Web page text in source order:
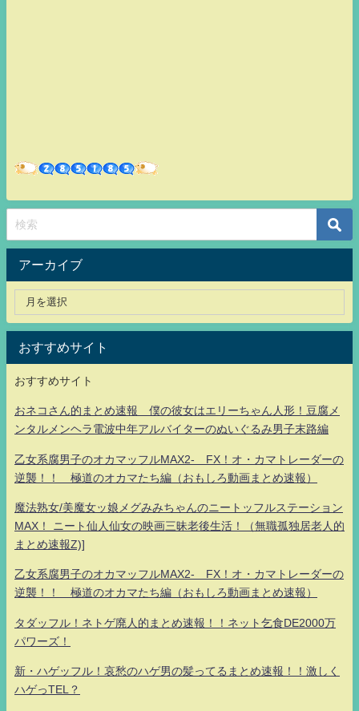
アーカイブ
おすすめサイト
おすすめサイト
おネコさん的まとめ速報 僕の彼女はエリーちゃん人形！豆腐メ
ンタルメンヘラ電波中年アルバイターのぬいぐるみ男子末路編
乙女系腐男子のオカマッフルMAX2- FX！オ・カマトレーダーの
逆襲！！ 極道のオカマたち編（おもしろ動画まとめ速報）
魔法熟女/美魔女ッ娘メグみみちゃんのニートッフルステーション
MAX！ ニート仙人仙女の映画三昧老後生活！（無職孤独居老人的
まとめ速報Z)]
乙女系腐男子のオカマッフルMAX2- FX！オ・カマトレーダーの
逆襲！！ 極道のオカマたち編（おもしろ動画まとめ速報）
タダッフル！ネトゲ廃人的まとめ速報！！ネット乞食DE2000万
パワーズ！
新・ハゲッフル！哀愁のハゲ男の髪ってるまとめ速報！！激しく
ハゲっTEL？